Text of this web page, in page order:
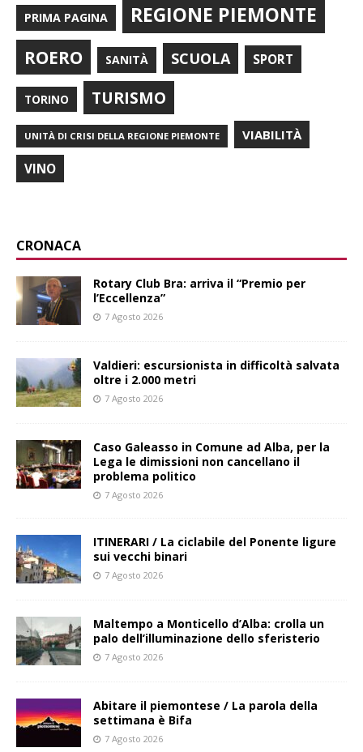
PRIMA PAGINA REGIONE PIEMONTE
ROERO SANITÀ SCUOLA SPORT
TORINO TURISMO
UNITÀ DI CRISI DELLA REGIONE PIEMONTE VIABILITÀ
VINO
CRONACA
Rotary Club Bra: arriva il “Premio per
l’Eccellenza”
7 Agosto 2026
Valdieri: escursionista in difficoltà salvata
oltre i 2.000 metri
7 Agosto 2026
Caso Galeasso in Comune ad Alba, per la
Lega le dimissioni non cancellano il
problema politico
7 Agosto 2026
ITINERARI / La ciclabile del Ponente ligure
sui vecchi binari
7 Agosto 2026
Maltempo a Monticello d’Alba: crolla un
palo dell’illuminazione dello sferisterio
7 Agosto 2026
Abitare il piemontese / La parola della
settimana è Bifa
7 Agosto 2026